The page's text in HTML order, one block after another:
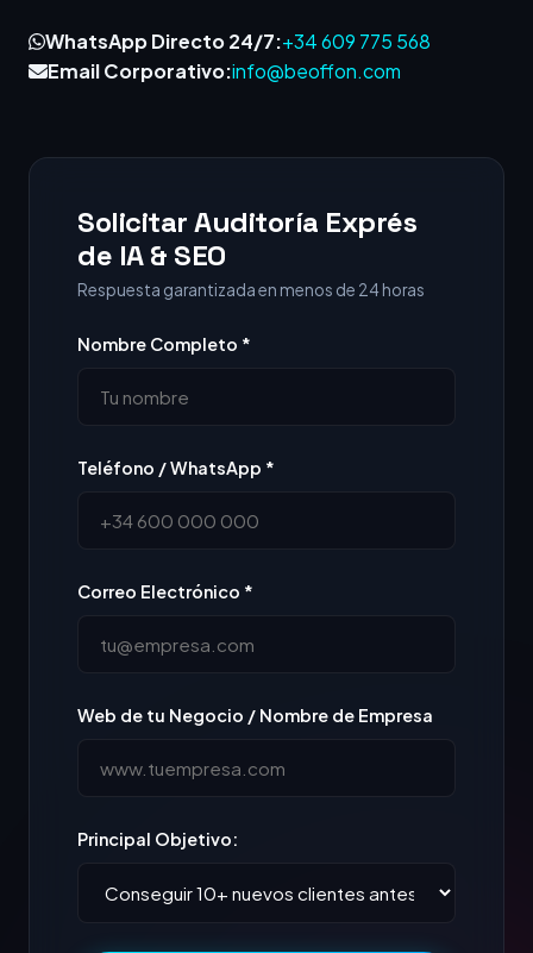
WhatsApp Directo 24/7:+34 609 775 568
Email Corporativo:info@beoffon.com
Solicitar Auditoría Exprés
de IA & SEO
Respuesta garantizada en menos de 24 horas
Nombre Completo *
Teléfono / WhatsApp *
Correo Electrónico *
Web de tu Negocio / Nombre de Empresa
Principal Objetivo: